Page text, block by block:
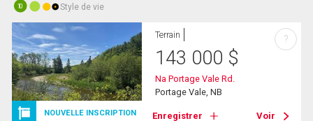
10 Style de vie
NOUVELLE INSCRIPTION
Terrain
143 000 $
Na Portage Vale Rd.
Portage Vale, NB
Enregistrer Voir
?